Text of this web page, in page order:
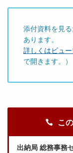
添付資料を見
あります。
詳しくはビュー
で開きます。）
こ
出納局 総務事務